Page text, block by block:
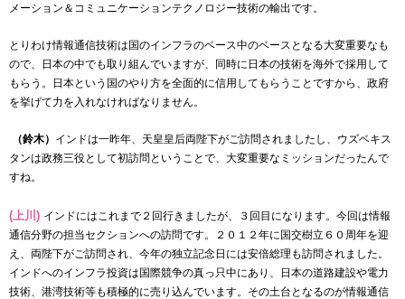
メーション＆コミュニケーションテクノロジー技術の輸出です。
とりわけ情報通信技術は国のインフラのベース中のベースとなる大変重要なも
ので、日本の中でも取り組んでいますが、同時に日本の技術を海外で採用して
もらう。日本という国のやり方を全面的に信用してもらうことですから、政府
を挙げて力を入れなければなりません。
（鈴木） インドは一昨年、天皇皇后両陛下がご訪問されましたし、ウズベキス
タンは政務三役として初訪問ということで、大変重要なミッションだったんで
すね。
(上川) インドにはこれまで２回行きましたが、３回目になります。今回は情報
通信分野の担当セクションへの訪問です。２０１２年に国交樹立６０周年を迎
え、両陛下がご訪問され、今年の独立記念日には安倍総理も訪問されました。
インドへのインフラ投資は国際競争の真っ只中にあり、日本の道路建設や電力
技術、港湾技術等も積極的に売り込んでいます。その土台となるのが情報通信